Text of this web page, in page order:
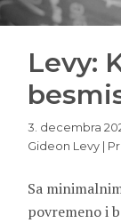
Levy:
3. decembra
Gideon Levy |
Sa
povremeno i